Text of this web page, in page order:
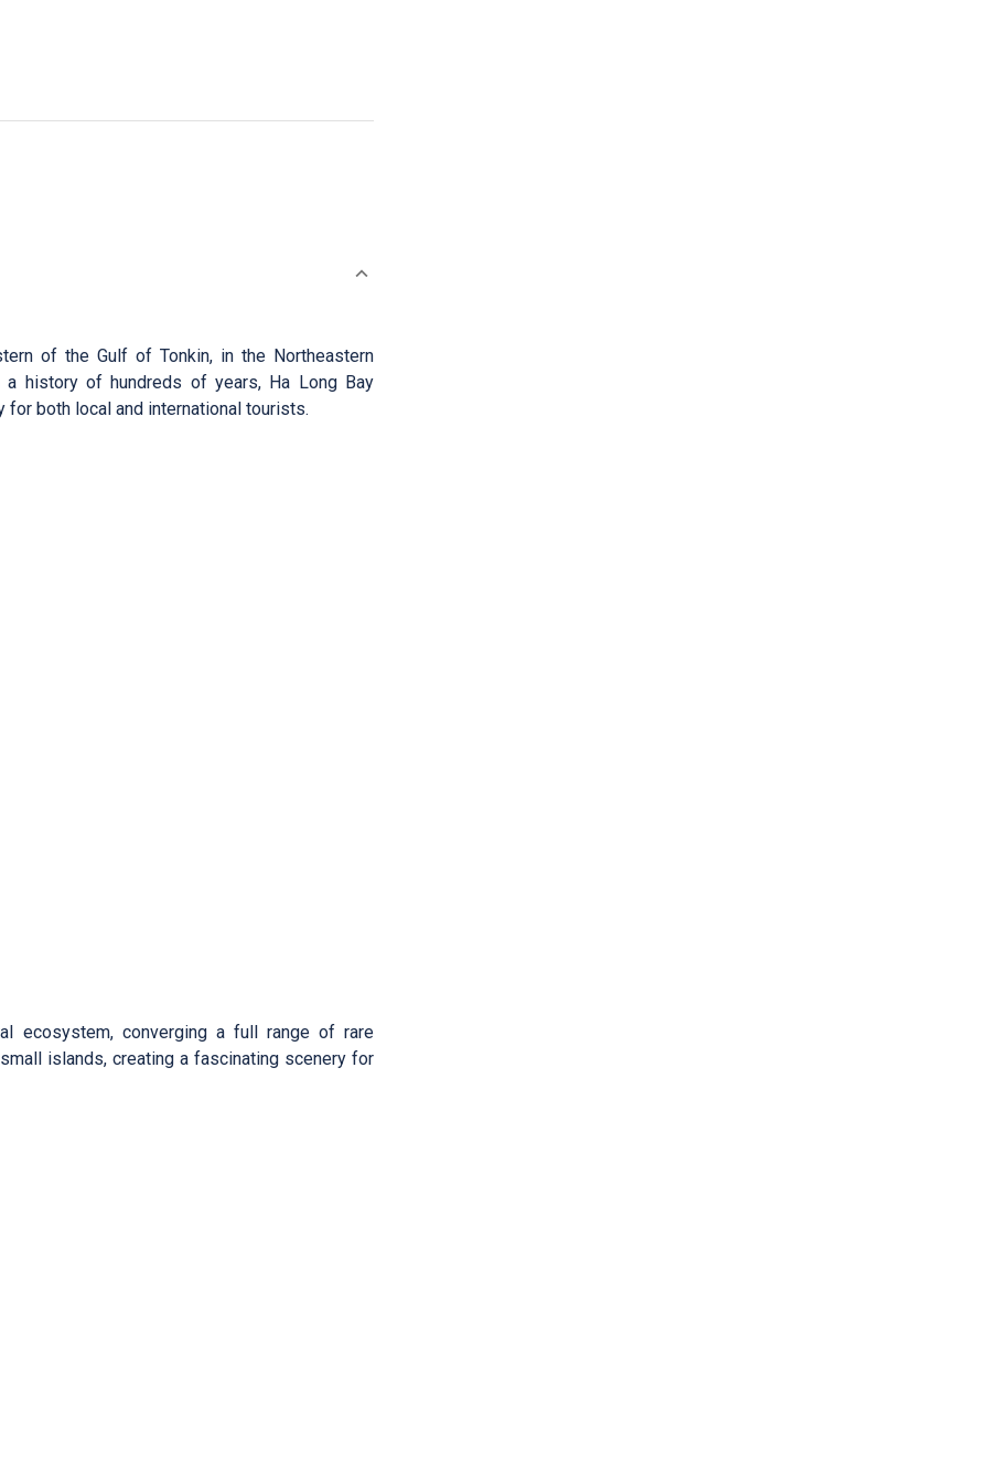
of the Gulf of Tonkin, in the Northeastern
a history of hundreds of years, Ha Long Bay
both local and international tourists.
ecosystem, converging a full range of rare
islands, creating a fascinating scenery for